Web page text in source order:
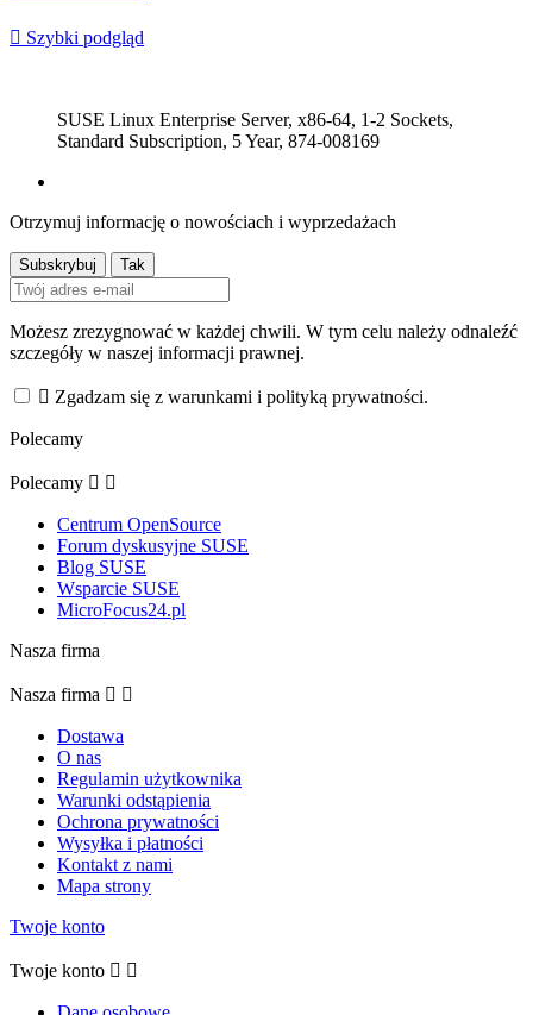
 Szybki podgląd
SUSE Linux Enterprise Server, x86-64, 1-2 Sockets,
Standard Subscription, 5 Year, 874-008169
Otrzymuj informację o nowościach i wyprzedażach
Możesz zrezygnować w każdej chwili. W tym celu należy odnaleźć
szczegóły w naszej informacji prawnej.
 Zgadzam się z warunkami i polityką prywatności.
Polecamy
Polecamy  
Centrum OpenSource
Forum dyskusyjne SUSE
Blog SUSE
Wsparcie SUSE
MicroFocus24.pl
Nasza firma
Nasza firma  
Dostawa
O nas
Regulamin użytkownika
Warunki odstąpienia
Ochrona prywatności
Wysyłka i płatności
Kontakt z nami
Mapa strony
Twoje konto
Twoje konto  